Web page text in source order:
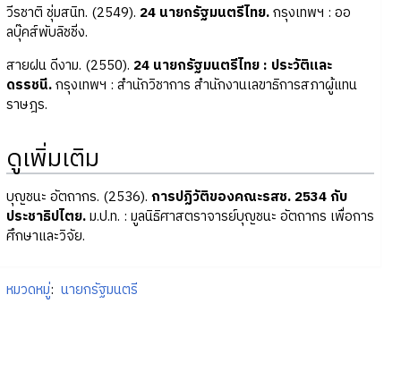
วีรชาติ ชุ่มสนิท. (2549). 24 นายกรัฐมนตรีไทย.กรุงเทพฯ : ออ
ลบุ๊คส์พับลิชชิ่ง.
สายฝน ดีงาม. (2550). 24 นายกรัฐมนตรีไทย : ประวัติและ
ดรรชนี.กรุงเทพฯ : สำนักวิชาการ สำนักงานเลขาธิการสภาผู้แทน
ราษฎร.
ดูเพิ่มเติม
บุญชนะ อัตถากร. (2536). การปฏิวัติของคณะรสช. 2534 กับ
ประชาธิปไตย.ม.ป.ท. : มูลนิธิศาสตราจารย์บุญชนะ อัตถากร เพื่อการ
ศึกษาและวิจัย.
หมวดหมู่: นายกรัฐมนตรี